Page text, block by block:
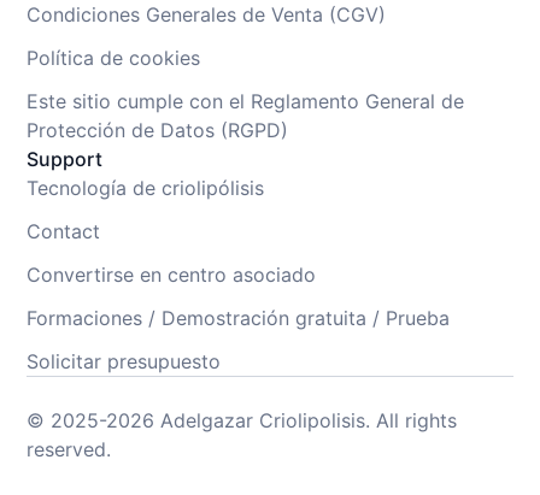
Condiciones Generales de Venta (CGV)
Política de cookies
Este sitio cumple con el Reglamento General de
Protección de Datos (RGPD)
Support
Tecnología de criolipólisis
Contact
Convertirse en centro asociado
Formaciones / Demostración gratuita / Prueba
Solicitar presupuesto
© 2025-2026 Adelgazar Criolipolisis. All rights
reserved.